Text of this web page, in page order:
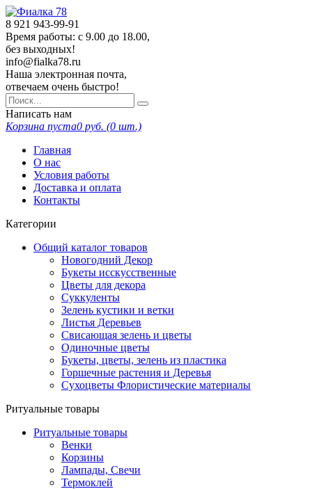
8 921 943-99-91
Время работы: с 9.00 до 18.00,
без выходных!
info@fialka78.ru
Наша электронная почта,
отвечаем очень быстро!
Написать нам
Корзина пуста0 руб. (0 шт.)
Главная
О нас
Условия работы
Доставка и оплата
Контакты
Категории
Общий каталог товаров
Новогодний Декор
Букеты исскусственные
Цветы для декора
Суккуленты
Зелень кустики и ветки
Листья Деревьев
Свисающая зелень и цветы
Одиночные цветы
Букеты, цветы, зелень из пластика
Горшечные растения и Деревья
Сухоцветы Флористические материалы
Ритуальные товары
Ритуальные товары
Венки
Корзины
Лампады, Свечи
Термоклей